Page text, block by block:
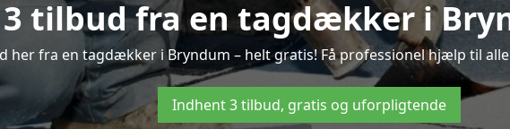
3 tilbud fra en tagdækker i
her fra en tagdækker i Bryndum – helt gratis! Få professionel hjælp til
Indhent 3 tilbud, gratis og uforpligtende